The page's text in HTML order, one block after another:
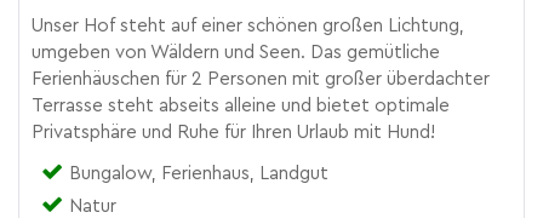
Unser Hof steht auf einer schönen großen Lichtung,
umgeben von Wäldern und Seen. Das gemütliche
Ferienhäuschen für 2 Personen mit großer überdachter
Terrasse steht abseits alleine und bietet optimale
Privatsphäre und Ruhe für Ihren Urlaub mit Hund!
Bungalow, Ferienhaus, Landgut
Natur